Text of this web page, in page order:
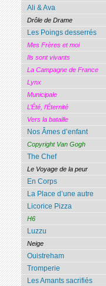
Ali & Ava
Drôle de Drame
Les Poings desserrés
Mes Frères et moi
Ils sont vivants
La Campagne de France
Lynx
Municipale
L’Été, l’Éternité
Vers la bataille
Nos Âmes d’enfant
Copyright Van Gogh
The Chef
Le Voyage de la peur
En Corps
La Place d’une autre
Licorice Pizza
H6
Luzzu
Neige
Ouistreham
Tromperie
Les Amants sacrifiés